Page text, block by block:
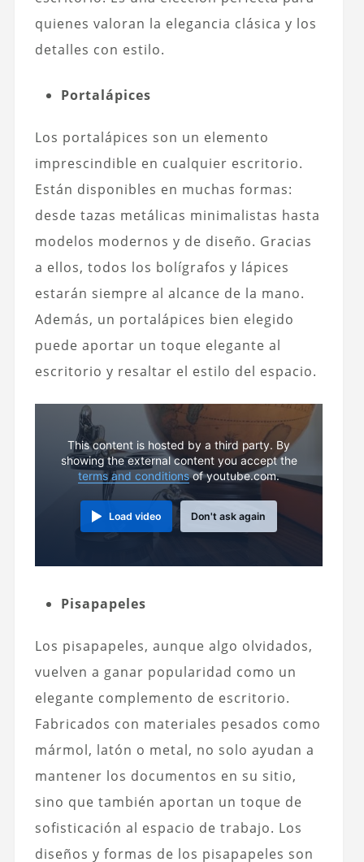
quienes valoran la elegancia clásica y los
detalles con estilo.
Portalápices
Los portalápices son un elemento
imprescindible en cualquier escritorio.
Están disponibles en muchas formas:
desde tazas metálicas minimalistas hasta
modelos modernos y de diseño. Gracias
a ellos, todos los bolígrafos y lápices
estarán siempre al alcance de la mano.
Además, un portalápices bien elegido
puede aportar un toque elegante al
escritorio y resaltar el estilo del espacio.
This content is hosted by a third party. By
showing the external content you accept the
terms and conditionsof youtube.com.
Load video Don't ask again
Pisapapeles
Los pisapapeles, aunque algo olvidados,
vuelven a ganar popularidad como un
elegante complemento de escritorio.
Fabricados con materiales pesados como
mármol, latón o metal, no solo ayudan a
mantener los documentos en su sitio,
sino que también aportan un toque de
sofisticación al espacio de trabajo. Los
diseños y formas de los pisapapeles son